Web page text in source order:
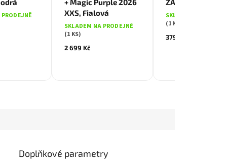
+ Magic Purple 2026
XXS, Fialová
SKLADEM NA PRODEJNĚ
(1 KS)
2 699 Kč
ZÁKLADNU NA
SKLADEM NA
(1 KS)
379 Kč
Doplňkové parametry